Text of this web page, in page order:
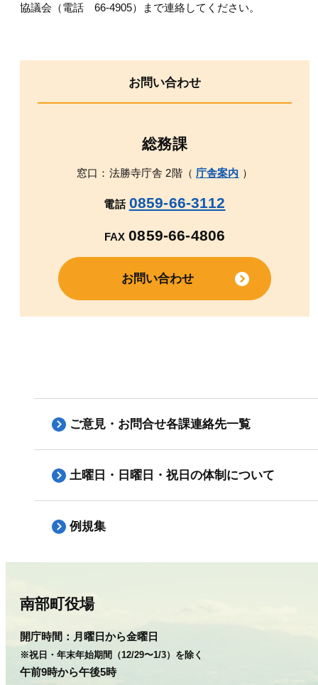
協議会（電話 66-4905）まで連絡してください。
お問い合わせ
総務課
窓口：法勝寺庁舎 2階（ 庁舎案内 ）
電話 0859-66-3112
FAX 0859-66-4806
お問い合わせ
ご意見・お問合せ各課連絡先一覧
土曜日・日曜日・祝日の体制について
例規集
南部町役場
開庁時間： 月曜日から金曜日
※祝日・年末年始期間（12/29〜1/3）を除く
午前9時から午後5時